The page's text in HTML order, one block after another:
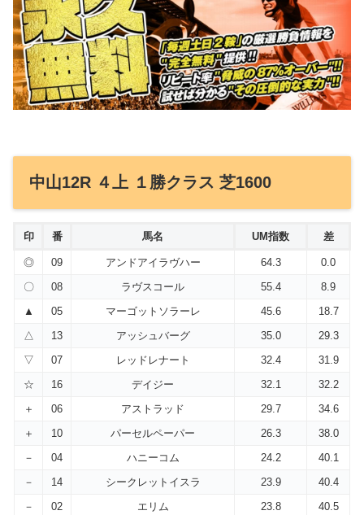
中山12R ４上 １勝クラス 芝1600
印 番 馬名 UM指数 差
◎ 09 アンドアイラヴハー 64.3
0.0
〇
08 ラヴスコール 55.4
8.9
▲
05 マーゴットソラーレ 45.6
18.7
△
13 アッシュバーグ 35.0
29.3
▽
07 レッドレナート 32.4
31.9
☆
16 デイジー 32.1
32.2
＋
06 アストラッド 29.7
34.6
＋
10 パーセルペーパー 26.3
38.0
－
04 ハニーコム 24.2
40.1
－
14 シークレットイスラ 23.9
40.4
－
02 エリム 23.8
40.5